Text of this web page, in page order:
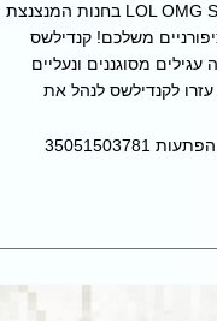
גלו את ההפתעות הכי מתוקות של LOL OMG Sweet Nails בחנות המנצנצת
משלכם! קנדילשס
מסוגננים ונעליים
לקנדילשס לנהל את